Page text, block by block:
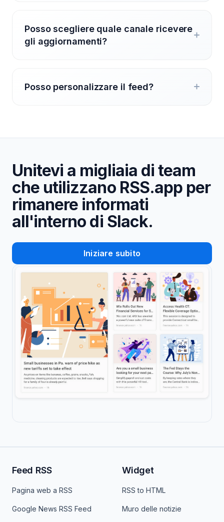
Posso scegliere quale canale ricevere
gli aggiornamenti?
Posso personalizzare il feed?
Unitevi a migliaia di team
che utilizzano RSS.app per
rimanere informati
all'interno di Slack.
Iniziare subito
Feed RSS
Pagina web a RSS
Google News RSS Feed
Widget
RSS to HTML
Muro delle notizie